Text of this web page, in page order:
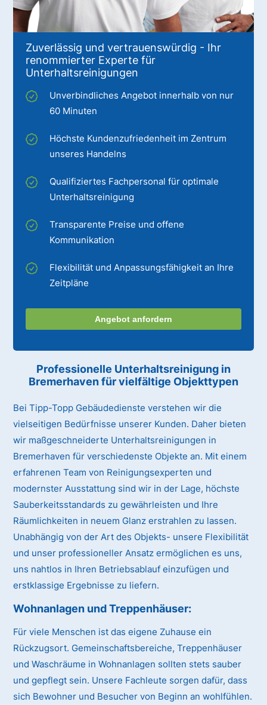
Zuverlässig und vertrauenswürdig - Ihr
renommierter Experte für
Unterhaltsreinigungen
Unverbindliches Angebot innerhalb von nur
60 Minuten
Höchste Kundenzufriedenheit im Zentrum
unseres Handelns
Qualifiziertes Fachpersonal für optimale
Unterhaltsreinigung
Transparente Preise und offene
Kommunikation
Flexibilität und Anpassungsfähigkeit an Ihre
Zeitpläne
Angebot anfordern
Professionelle Unterhaltsreinigung in
Bremerhavenfür vielfältige Objekttypen
Bei Tipp-Topp Gebäudedienste verstehen wir die
vielseitigen Bedürfnisse unserer Kunden. Daher bieten
wir maßgeschneiderte Unterhaltsreinigungen in
Bremerhaven für verschiedenste Objekte an. Mit einem
erfahrenen Team von Reinigungsexperten und
modernster Ausstattung sind wir in der Lage, höchste
Sauberkeitsstandards zu gewährleisten und Ihre
Räumlichkeiten in neuem Glanz erstrahlen zu lassen.
Unabhängig von der Art des Objekts- unsere Flexibilität
und unser professioneller Ansatz ermöglichen es uns,
uns nahtlos in Ihren Betriebsablauf einzufügen und
erstklassige Ergebnisse zu liefern.
Wohnanlagen und Treppenhäuser:
Für viele Menschen ist das eigene Zuhause ein
Rückzugsort. Gemeinschaftsbereiche, Treppenhäuser
und Waschräume in Wohnanlagen sollten stets sauber
und gepflegt sein. Unsere Fachleute sorgen dafür, dass
sich Bewohner und Besucher von Beginn an wohlfühlen.